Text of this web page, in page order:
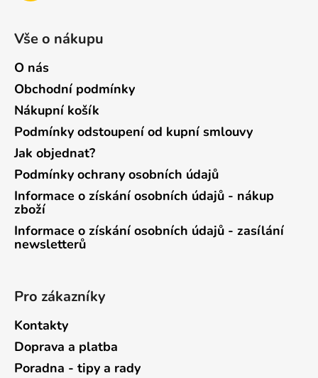
Vše o nákupu
O nás
Obchodní podmínky
Nákupní košík
Podmínky odstoupení od kupní smlouvy
Jak objednat?
Podmínky ochrany osobních údajů
Informace o získání osobních údajů - nákup
zboží
Informace o získání osobních údajů - zasílání
newsletterů
Pro zákazníky
Kontakty
Doprava a platba
Poradna - tipy a rady